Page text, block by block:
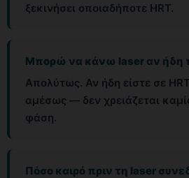
ξεκινήσει οποιαδήποτε ΗRT.
Μπορώ να κάνω laser αν ήδη
Απολύτως. Αν ήδη είστε σε
αμέσως — δεν χρειάζεται
φάση.
Πόσο καιρό πριν τη laser